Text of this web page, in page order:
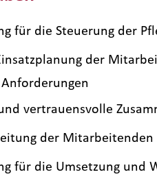
für die Steuerung der
der
vertrauensvolle
der Mitarbeitenden
für die Umsetzung und